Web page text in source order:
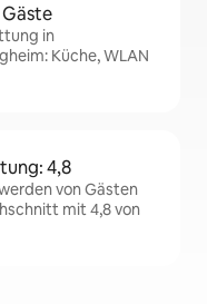
in
Küche, WLAN
4,8
von Gästen
mit 4,8 von